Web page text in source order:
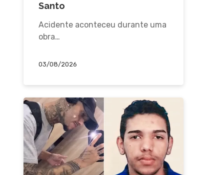
Santo
Acidente aconteceu durante uma
obra…
03/08/2026